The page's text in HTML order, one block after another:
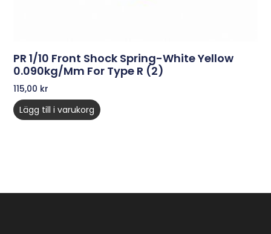
PR 1/10 Front Shock Spring-White Yellow
0.090kg/mm For Type R (2)
115,00 kr
Lägg till i varukorg